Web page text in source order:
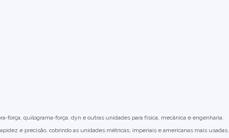
força, quilograma-força, dyn e outras unidades para física, mecânica e engenharia.
e precisão, cobrindo as unidades métricas, imperiais e americanas mais usadas.